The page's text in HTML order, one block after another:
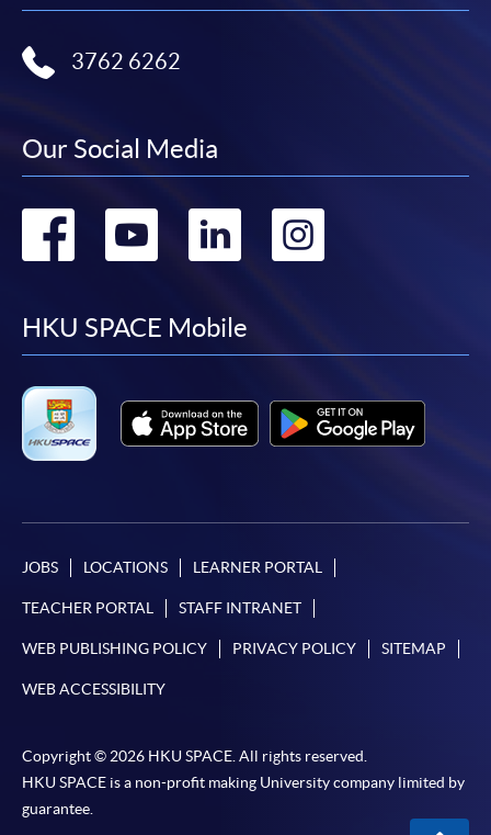
3762 6262
Our Social Media
Go
facebook
Go
youtube
Go
linkedin
HKU SPACE Mobile
JOBS LOCATIONS LEARNER PORTAL
TEACHER PORTAL STAFF INTRANET
WEB PUBLISHING POLICY PRIVACY POLICY SITEMAP
WEB ACCESSIBILITY
Copyright © 2026 HKU SPACE. All rights reserved.
HKU SPACE is a non-profit making University company limited by
guarantee.